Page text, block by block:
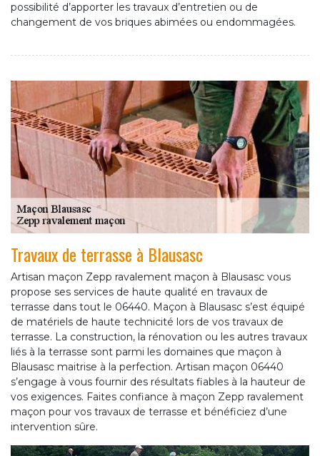
possibilité d’apporter les travaux d’entretien ou de
changement de vos briques abimées ou endommagées.
Travaux de terrasse à Blausasc
Artisan maçon Zepp ravalement maçon à Blausasc vous
propose ses services de haute qualité en travaux de
terrasse dans tout le 06440. Maçon à Blausasc s’est équipé
de matériels de haute technicité lors de vos travaux de
terrasse. La construction, la rénovation ou les autres travaux
liés à la terrasse sont parmi les domaines que maçon à
Blausasc maitrise à la perfection. Artisan maçon 06440
s’engage à vous fournir des résultats fiables à la hauteur de
vos exigences. Faites confiance à maçon Zepp ravalement
maçon pour vos travaux de terrasse et bénéficiez d’une
intervention sûre.